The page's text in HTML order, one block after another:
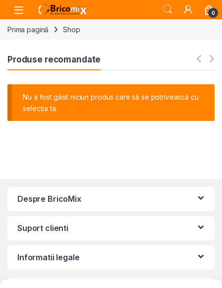
Skip to navigation
Skip to content
Open 0
Prima pagină Shop
Produse recomandate
Nu a fost găsit niciun produs care să se potrivească cu
selecția ta.
Despre BricoMix
Suport clienti
Informatii legale